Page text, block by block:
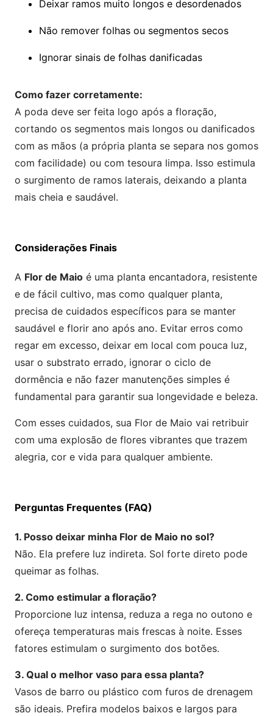
Deixar ramos muito longos e desordenados
Não remover folhas ou segmentos secos
Ignorar sinais de folhas danificadas
Como fazer corretamente:
A poda deve ser feita logo após a floração,
cortando os segmentos mais longos ou danificados
com as mãos (a própria planta se separa nos gomos
com facilidade) ou com tesoura limpa. Isso estimula
o surgimento de ramos laterais, deixando a planta
mais cheia e saudável.
Considerações Finais
A Flor de Maio é uma planta encantadora, resistente
e de fácil cultivo, mas como qualquer planta,
precisa de cuidados específicos para se manter
saudável e florir ano após ano. Evitar erros como
regar em excesso, deixar em local com pouca luz,
usar o substrato errado, ignorar o ciclo de
dormência e não fazer manutenções simples é
fundamental para garantir sua longevidade e beleza.
Com esses cuidados, sua Flor de Maio vai retribuir
com uma explosão de flores vibrantes que trazem
alegria, cor e vida para qualquer ambiente.
Perguntas Frequentes (FAQ)
1. Posso deixar minha Flor de Maio no sol?
Não. Ela prefere luz indireta. Sol forte direto pode
queimar as folhas.
2. Como estimular a floração?
Proporcione luz intensa, reduza a rega no outono e
ofereça temperaturas mais frescas à noite. Esses
fatores estimulam o surgimento dos botões.
3. Qual o melhor vaso para essa planta?
Vasos de barro ou plástico com furos de drenagem
são ideais. Prefira modelos baixos e largos para